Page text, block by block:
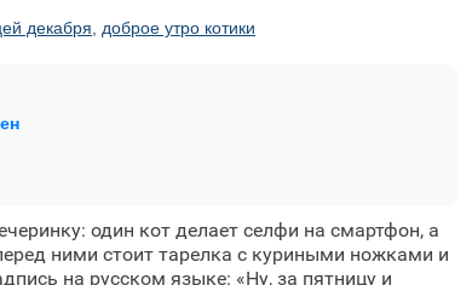
декабря доброе утро котики
один кот делает селфи на смартфон, а
ними стоит тарелка с куриными ножками и
на русском языке: «Ну, за пятницу и